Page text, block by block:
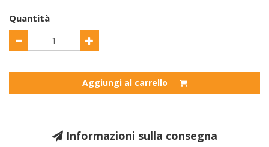
Quantità
Aggiungi al carrello
Informazioni sulla consegna